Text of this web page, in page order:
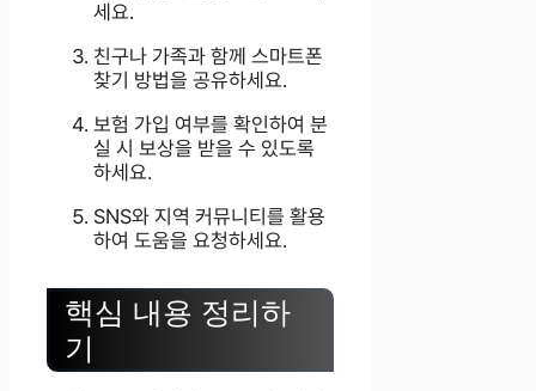
세요.
친구나 가족과 함께 스마트폰
찾기 방법을 공유하세요.
보험 가입 여부를 확인하여 분
실 시 보상을 받을 수 있도록
하세요.
SNS와 지역 커뮤니티를 활용
하여 도움을 요청하세요.
핵심 내용 정리하
기